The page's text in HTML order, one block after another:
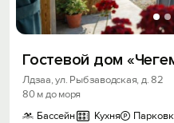
Гостевой дом
Лдзаа, ул. Рыбзаводская, д. 82
80 м до моря
Бассейн
Кухня